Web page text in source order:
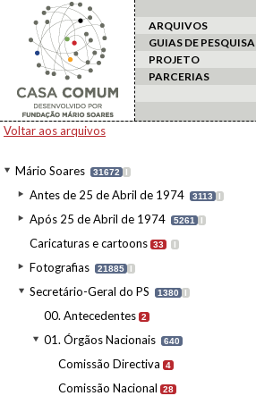
ARQUIVOS
GUIAS DE PESQUISA
PROJETO
PARCERIAS
Voltar aos arquivos
Mário Soares 31672 I
Antes de 25 de Abril de 1974 3113 I
Após 25 de Abril de 1974 5261 I
Caricaturas e cartoons 33 I
Fotografias 21885 I
Secretário-Geral do PS 1380 I
00. Antecedentes 2
01. Órgãos Nacionais 640
Comissão Directiva 4
Comissão Nacional 28